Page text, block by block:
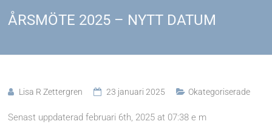
ÅRSMÖTE 2025 – NYTT DATUM
Lisa R Zettergren 23 januari 2025 Okategoriserade
Senast uppdaterad februari 6th, 2025 at 07:38 e m